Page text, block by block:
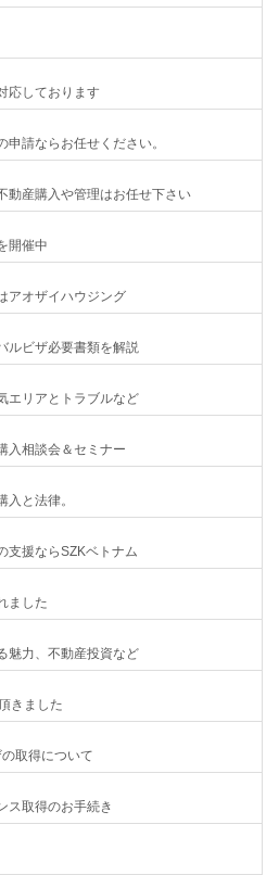
応しております
請ならお任せください。
動産購入や管理はお任せ下さい
開催中
アオザイハウジング
ルビザ必要書類を解説
エリアとトラブルなど
入相談会＆セミナー
と法律。
支援ならSZKベトナム
ました
魅力、不動産投資など
きました
取得について
ス取得のお手続き